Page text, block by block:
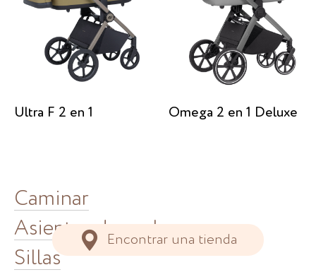
Encontrar una tienda
Ultra F 2 en 1 Omega 2 en 1 Deluxe
Caminar
Asientos de coche
Sillas